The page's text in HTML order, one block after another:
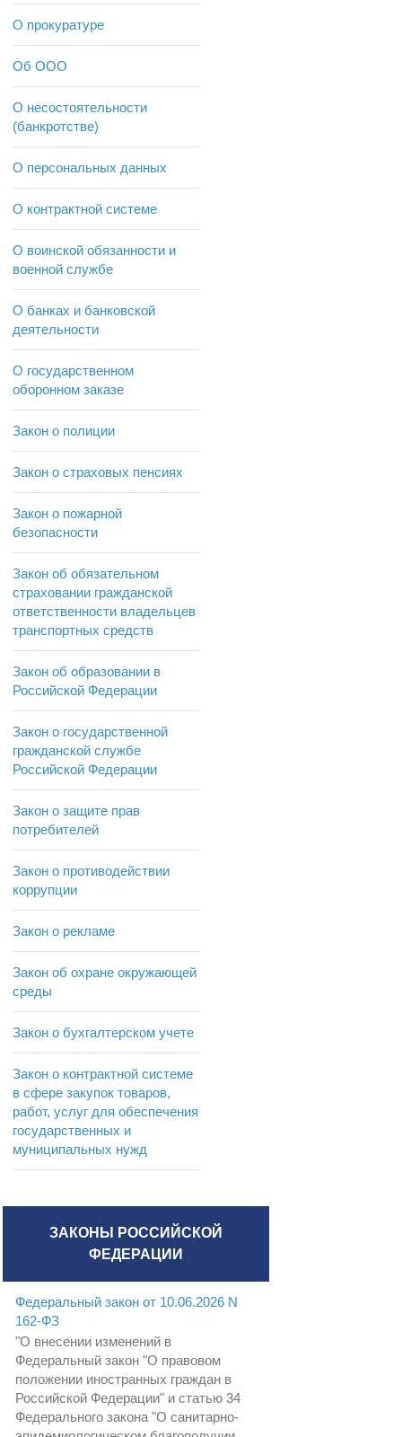
О прокуратуре
Об ООО
О несостоятельности
(банкротстве)
О персональных данных
О контрактной системе
О воинской обязанности и
военной службе
О банках и банковской
деятельности
О государственном
оборонном заказе
Закон о полиции
Закон о страховых пенсиях
Закон о пожарной
безопасности
Закон об обязательном
страховании гражданской
ответственности владельцев
транспортных средств
Закон об образовании в
Российской Федерации
Закон о государственной
гражданской службе
Российской Федерации
Закон о защите прав
потребителей
Закон о противодействии
коррупции
Закон о рекламе
Закон об охране окружающей
среды
Закон о бухгалтерском учете
Закон о контрактной системе
в сфере закупок товаров,
работ, услуг для обеспечения
государственных и
муниципальных нужд
ЗАКОНЫ РОССИЙСКОЙ
ФЕДЕРАЦИИ
Федеральный закон от 10.06.2026 N
162-ФЗ
"О внесении изменений в
Федеральный закон "О правовом
положении иностранных граждан в
Российской Федерации" и статью 34
Федерального закона "О санитарно-